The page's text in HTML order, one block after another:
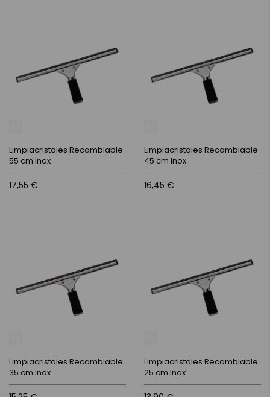
Limpiacristales Recambiable
55 cm Inox
17,55 €
Limpiacristales Recambiable
45 cm Inox
16,45 €
Limpiacristales Recambiable
35 cm Inox
Limpiacristales Recambiable
25 cm Inox